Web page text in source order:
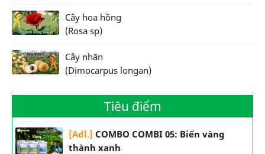
Cây hoa hồng
(Rosa sp)
Cây nhãn
(Dimocarpus longan)
Tiêu điểm
[Adl.] COMBO COMBI 05: Biến vàng
thành xanh